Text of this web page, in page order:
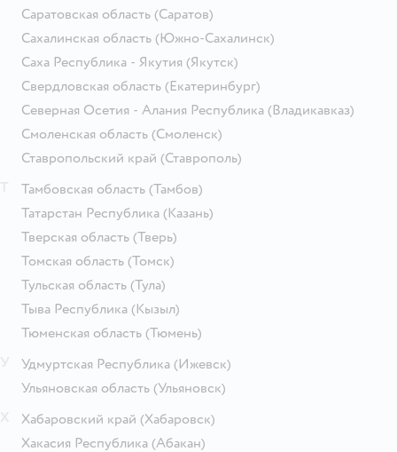
Саратовская область (Саратов)
Сахалинская область (Южно-Сахалинск)
Саха Республика - Якутия (Якутск)
Свердловская область (Екатеринбург)
Северная Осетия - Алания Республика (Владикавказ)
Смоленская область (Смоленск)
Ставропольский край (Ставрополь)
Тамбовская область (Тамбов)
Татарстан Республика (Казань)
Тверская область (Тверь)
Томская область (Томск)
Тульская область (Тула)
Тыва Республика (Кызыл)
Тюменская область (Тюмень)
Удмуртская Республика (Ижевск)
Ульяновская область (Ульяновск)
Хабаровский край (Хабаровск)
Хакасия Республика (Абакан)